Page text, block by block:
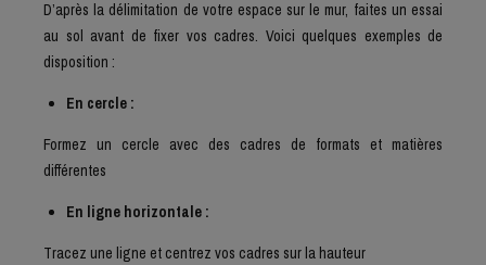
D’après la délimitation de votre espace sur le mur, faites un essai
au sol avant de fixer vos cadres. Voici quelques exemples de
disposition :
En cercle :
Formez un cercle avec des cadres de formats et matières
différentes
En ligne horizontale :
Tracez une ligne et centrez vos cadres sur la hauteur